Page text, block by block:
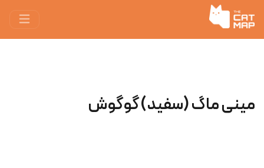
مینی ماگ (سفید) گوگوش